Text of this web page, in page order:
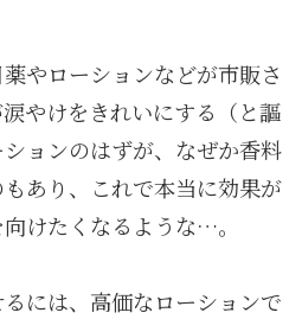
やローションなどが市販さ
やけをきれいにする（と謳
ョンのはずが、なぜか香料
あり、これで本当に効果が
けたくなるような…。
には、高価なローションで